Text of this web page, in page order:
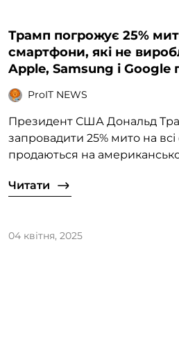
Трамп погрожує 25%
смартфони, які не
Apple, Samsung і Google
ProIT NEWS
Президент США Дональд
запровадити 25% мито на
продаються на
Читати
04 квітня, 2025